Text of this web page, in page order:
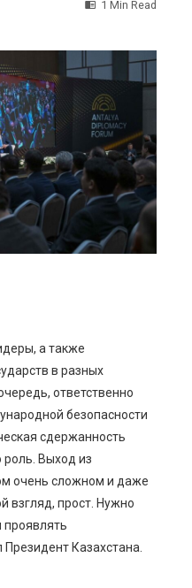
1 Min Read
а также
в разных
ответственно
безопасности
сдержанность
Выход из
очень сложном и даже
взгляд, прост. Нужно
проявлять
Казахстана.